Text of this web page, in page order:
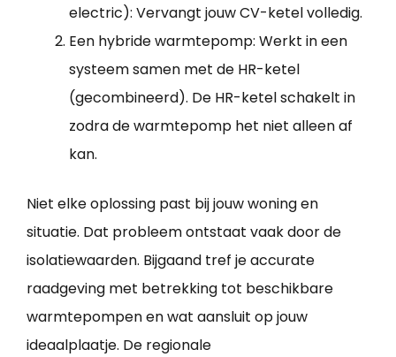
electric): Vervangt jouw CV-ketel volledig.
Een hybride warmtepomp: Werkt in een
systeem samen met de HR-ketel
(gecombineerd). De HR-ketel schakelt in
zodra de warmtepomp het niet alleen af
kan.
Niet elke oplossing past bij jouw woning en
situatie. Dat probleem ontstaat vaak door de
isolatiewaarden. Bijgaand tref je accurate
raadgeving met betrekking tot beschikbare
warmtepompen en wat aansluit op jouw
ideaalplaatje. De regionale